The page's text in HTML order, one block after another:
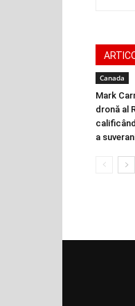
Canada
Mark
dronă al
a